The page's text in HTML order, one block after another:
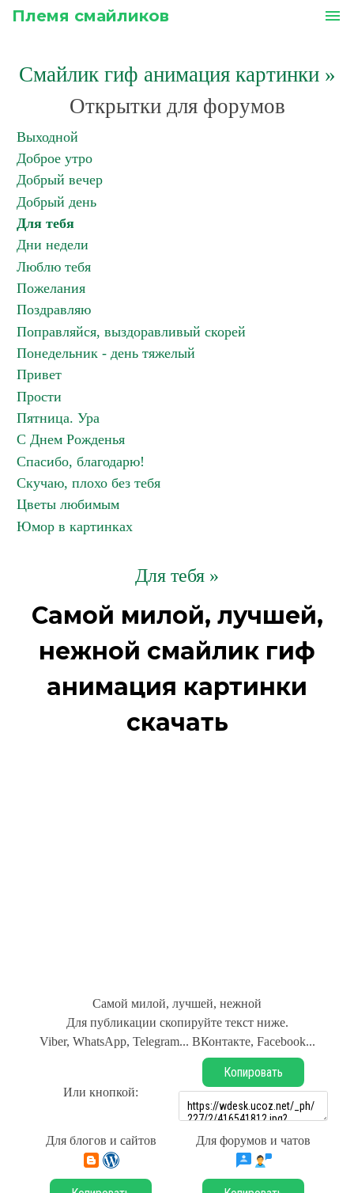
Племя смайликов menu
Смайлик гиф анимация картинки»
Открытки для форумов
Выходной
Доброе утро
Добрый вечер
Добрый день
Для тебя
Дни недели
Люблю тебя
Пожелания
Поздравляю
Поправляйся, выздоравливый скорей
Понедельник - день тяжелый
Привет
Прости
Пятница. Ура
С Днем Рожденья
Спасибо, благодарю!
Скучаю, плохо без тебя
Цветы любимым
Юмор в картинках
Для тебя »
Самой милой, лучшей,
нежной смайлик гиф
анимация картинки
скачать
Самой милой, лучшей, нежной
Для публикации скопируйте текст ниже.
Viber, WhatsApp, Telegram... ВКонтакте, Facebook...
Или кнопкой:
Копировать
Для блогов и сайтов Для форумов и чатов